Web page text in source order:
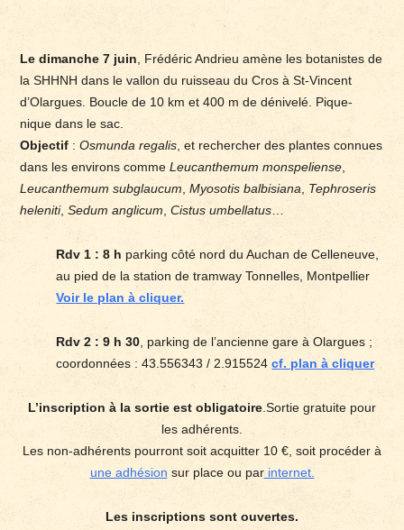
Le dimanche 7 juin , Frédéric Andrieu amène les botanistes de
la SHHNH dans le vallon du ruisseau du Cros à St-Vincent
d’Olargues. Boucle de 10 km et 400 m de dénivelé. Pique-
nique dans le sac.
Objectif :Osmunda regalis , et rechercher des plantes connues
dans les environs commeLeucanthemum monspeliense
Leucanthemum subglaucum Myosotis balbisiana
Tephroseris
heleniti,Sedum anglicum ,Cistus umbellatus
Rdv 1 : 8 h parking côté nord du Auchan de Celleneuve,
au pied de la station de tramway Tonnelles, Montpellier
Voir le plan à cliquer.
Rdv 2 : 9 h 30 , parking de l’ancienne gare à Olargues ;
coordonnées : 43.556343 / 2.915524cf. plan à cliquer
L’inscription à la sortie est obligatoire .Sortie gratuite pour
les adhérents.
Les non-adhérents pourront soit acquitter 10 €, soit procéder à
une adhésion sur place ou parinternet.
Les inscriptions sont ouvertes.